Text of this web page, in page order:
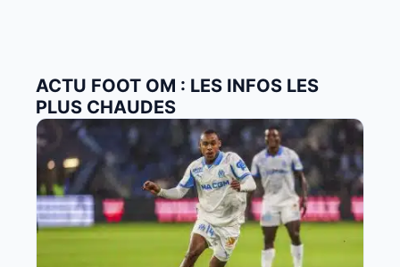
ACTU FOOT OM : LES INFOS LES
PLUS CHAUDES